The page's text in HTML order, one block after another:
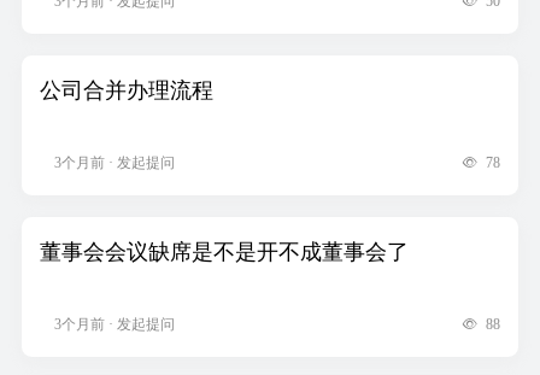
公司合并办理流程
3个月前 · 发起提问 78
董事会会议缺席是不是开不成董事会了
3个月前 · 发起提问 88